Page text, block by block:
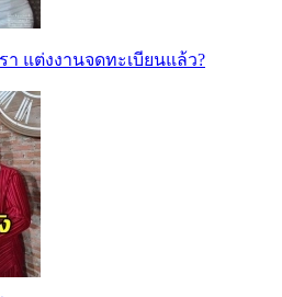
แต่งงานจดทะเบียนแล้ว?